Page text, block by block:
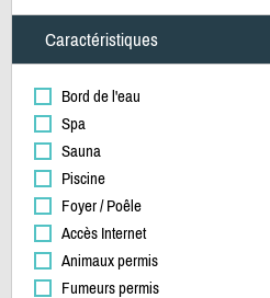
Caractéristiques
Bord de l'eau
Spa
Sauna
Piscine
Foyer / Poêle
Accès Internet
Animaux permis
Fumeurs permis